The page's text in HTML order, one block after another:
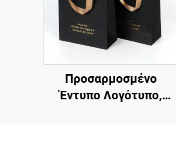
Προσαρμοσμένο
Έντυπο Λογότυπο,